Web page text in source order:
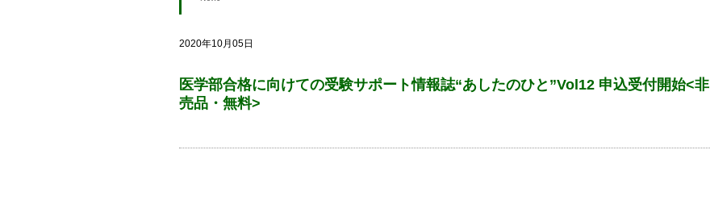
2020年10月05日
医学部合格に向けての受験サポート情報誌“あしたのひと”Vol12 申込受付開始<非
売品・無料>